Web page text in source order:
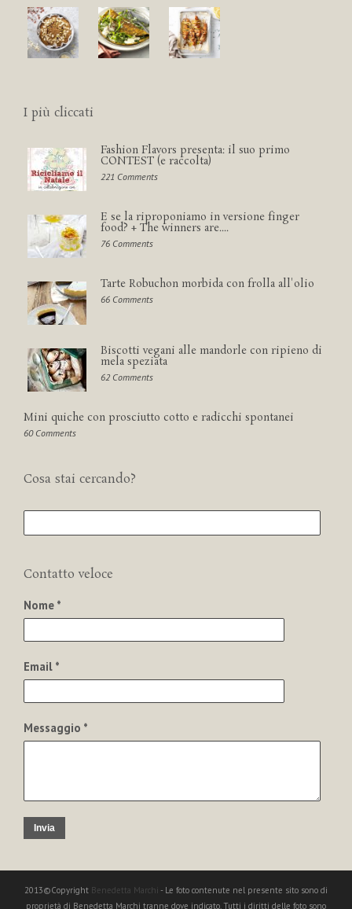
I più cliccati
Fashion Flavors presenta: il suo primo
CONTEST (e raccolta)
221 Comments
E se la riproponiamo in versione finger
food? + The winners are....
76 Comments
Tarte Robuchon morbida con frolla all'olio
66 Comments
Biscotti vegani alle mandorle con ripieno di
mela speziata
62 Comments
Mini quiche con prosciutto cotto e radicchi spontanei
60 Comments
Cosa stai cercando?
Contatto veloce
Nome *
Email *
Messaggio *
Invia
2013©Copyright Benedetta Marchi - Le foto contenute nel presente sito sono di
proprietà di Benedetta Marchi tranne dove indicato. Tutti i diritti delle foto sono